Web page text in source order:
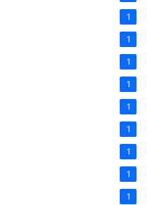
1
1
1
1
1
1
1
1
1